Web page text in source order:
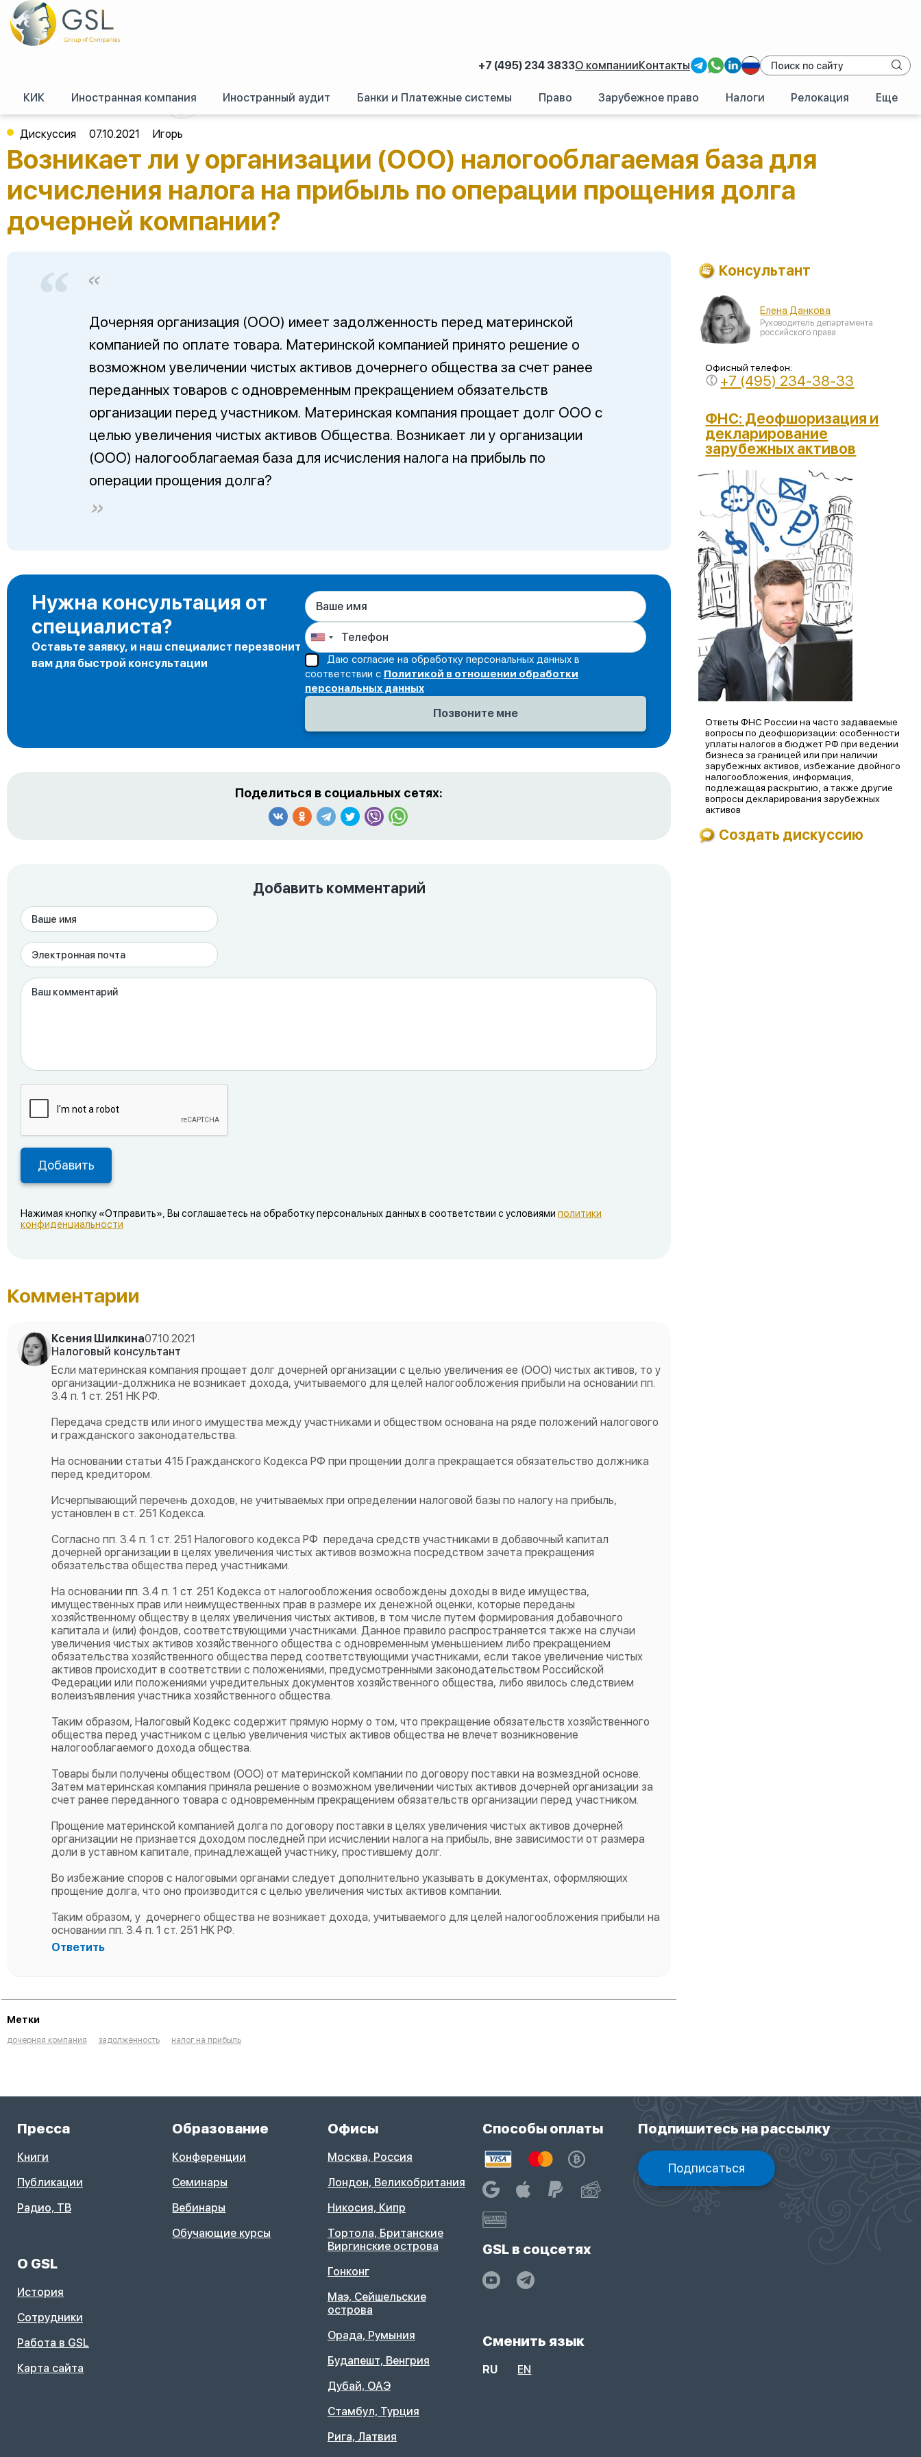
+7 (495) 234 3833О компанииКонтакты
КИК Иностранная компания Иностранный аудит Банки и Платежные системы Право Зарубежное право Налоги Релокация Еще
GSL/Форум (российское право) /Филиалы, представительства и иные обособленные подразделения нерезидентов/Возникает ли у организации (ООО) налогооблагаемая база для исчисления налога на прибыль по
Дискуссия 07.10.2021 Игорь
Возникает ли у организации (ООО) налогооблагаемая база для
исчисления налога на прибыль по операции прощения долга
дочерней компании?
Дочерняя организация (ООО) имеет задолженность перед материнской
компанией по оплате товара. Материнской компанией принято решение о
возможном увеличении чистых активов дочернего общества за счет ранее
переданных товаров с одновременным прекращением обязательств
организации перед участником. Материнская компания прощает долг ООО с
целью увеличения чистых активов Общества. Возникает ли у организации
(ООО) налогооблагаемая база для исчисления налога на прибыль по
операции прощения долга?
Нужна консультация от
специалиста?
Оставьте заявку, и наш специалист перезвонит
вам для быстрой консультации
Даю согласие на обработку персональных данных в
соответствии с Политикой в отношении обработки
персональных данных
Поделиться в социальных сетях:
Добавить комментарий
Нажимая кнопку «Отправить», Вы соглашаетесь на обработку персональных данных в соответствии с условиями политики
конфиденциальности
Комментарии
Ксения Шилкина07.10.2021
Налоговый консультант
Если материнская компания прощает долг дочерней организации с целью увеличения ее (ООО) чистых активов, то у
организации-должника не возникает дохода, учитываемого для целей налогообложения прибыли на основании пп.
3.4 п. 1 ст. 251 НК РФ.
Передача средств или иного имущества между участниками и обществом основана на ряде положений налогового
и гражданского законодательства.
На основании статьи 415 Гражданского Кодекса РФ при прощении долга прекращается обязательство должника
перед кредитором.
Исчерпывающий перечень доходов, не учитываемых при определении налоговой базы по налогу на прибыль,
установлен в ст. 251 Кодекса.
Согласно пп. 3.4 п. 1 ст. 251 Налогового кодекса РФ передача средств участниками в добавочный капитал
дочерней организации в целях увеличения чистых активов возможна посредством зачета прекращения
обязательства общества перед участниками.
На основании пп. 3.4 п. 1 ст. 251 Кодекса от налогообложения освобождены доходы в виде имущества,
имущественных прав или неимущественных прав в размере их денежной оценки, которые переданы
хозяйственному обществу в целях увеличения чистых активов, в том числе путем формирования добавочного
капитала и (или) фондов, соответствующими участниками. Данное правило распространяется также на случаи
увеличения чистых активов хозяйственного общества с одновременным уменьшением либо прекращением
обязательства хозяйственного общества перед соответствующими участниками, если такое увеличение чистых
активов происходит в соответствии с положениями, предусмотренными законодательством Российской
Федерации или положениями учредительных документов хозяйственного общества, либо явилось следствием
волеизъявления участника хозяйственного общества.
Таким образом, Налоговый Кодекс содержит прямую норму о том, что прекращение обязательств хозяйственного
общества перед участником с целью увеличения чистых активов общества не влечет возникновение
налогооблагаемого дохода общества.
Товары были получены обществом (ООО) от материнской компании по договору поставки на возмездной основе.
Затем материнская компания приняла решение о возможном увеличении чистых активов дочерней организации за
счет ранее переданного товара с одновременным прекращением обязательств организации перед участником.
Прощение материнской компанией долга по договору поставки в целях увеличения чистых активов дочерней
организации не признается доходом последней при исчислении налога на прибыль, вне зависимости от размера
доли в уставном капитале, принадлежащей участнику, простившему долг.
Во избежание споров с налоговыми органами следует дополнительно указывать в документах, оформляющих
прощение долга, что оно производится с целью увеличения чистых активов компании.
Таким образом, у дочернего общества не возникает дохода, учитываемого для целей налогообложения прибыли на
основании пп. 3.4 п. 1 ст. 251 НК РФ.
Ответить
Метки
дочерняя компания задолженность налог на прибыль
Консультант
Елена Данкова
Руководитель департамента
российского права
Офисный телефон:
+7 (495) 234-38-33
ФНС: Деофшоризация и
декларирование
зарубежных активов
Ответы ФНС России на часто задаваемые
вопросы по деофшоризации: особенности
уплаты налогов в бюджет РФ при ведении
бизнеса за границей или при наличии
зарубежных активов, избежание двойного
налогообложения, информация,
подлежащая раскрытию, а также другие
вопросы декларирования зарубежных
активов
Создать дискуссию
О GSL
История
Сотрудники
Работа в GSL
Карта сайта
Пресса
Книги
Публикации
Радио, ТВ
Образование
Конференции
Семинары
Вебинары
Обучающие курсы
Офисы
Москва, Россия
Лондон, Великобритания
Никосия, Кипр
Тортола, Британские
Виргинские острова
Гонконг
Маэ, Сейшельские
острова
Орада, Румыния
Будапешт, Венгрия
Дубай, ОАЭ
Стамбул, Турция
Рига, Латвия
Способы оплаты
GSL в соцсетях
Сменить язык
RU EN
Подпишитесь на рассылку
Подписаться